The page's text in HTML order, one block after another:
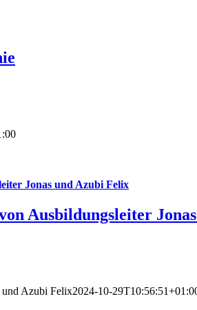
Jonas und Azubi Felix
Ausbildungsleiter
und Azubi Felix2024-10-